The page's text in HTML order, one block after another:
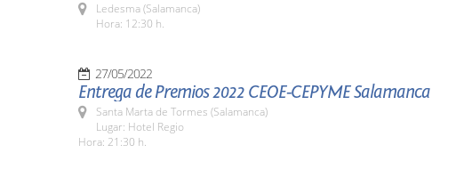
Ledesma (Salamanca)
Hora: 12:30 h.
27/05/2022
Entrega de Premios 2022 CEOE-CEPYME Salamanca
Santa Marta de Tormes (Salamanca)
Lugar: Hotel Regio
Hora: 21:30 h.